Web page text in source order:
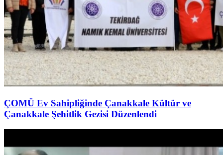
ÇOMÜ Ev Sahipliğinde Çanakkale Kültür ve
Çanakkale Şehitlik Gezisi Düzenlendi